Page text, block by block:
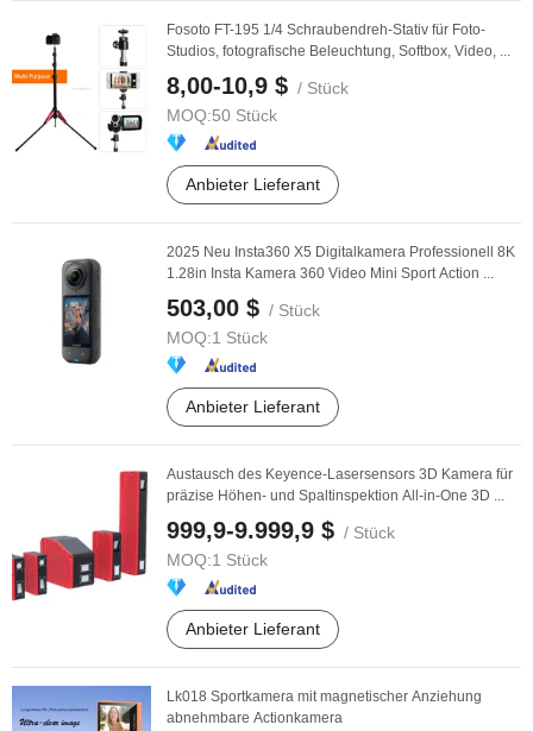
Fosoto FT-195 1/4 Schraubendreh-Stativ für Foto-
Studios, fotografische Beleuchtung, Softbox, Video, ...
8,00-10,9 $ / Stück
MOQ:50 Stück
Anbieter Lieferant
2025 Neu Insta360 X5 Digitalkamera Professionell 8K
1.28in Insta Kamera 360 Video Mini Sport Action ...
503,00 $ / Stück
MOQ:1 Stück
Anbieter Lieferant
Austausch des Keyence-Lasersensors 3D Kamera für
präzise Höhen- und Spaltinspektion All-in-One 3D ...
999,9-9.999,9 $ / Stück
MOQ:1 Stück
Anbieter Lieferant
Lk018 Sportkamera mit magnetischer Anziehung
abnehmbare Actionkamera